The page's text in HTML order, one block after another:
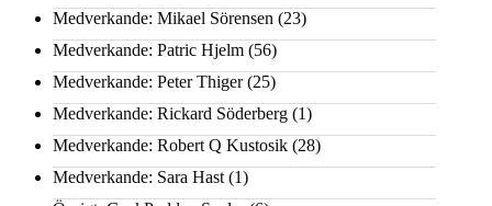
Medverkande: Mikael Sörensen (23)
Medverkande: Patric Hjelm (56)
Medverkande: Peter Thiger(25)
Medverkande: Rickard Söderberg (1)
Medverkande: Robert Q Kustosik (28)
Medverkande: Sara Hast (1)